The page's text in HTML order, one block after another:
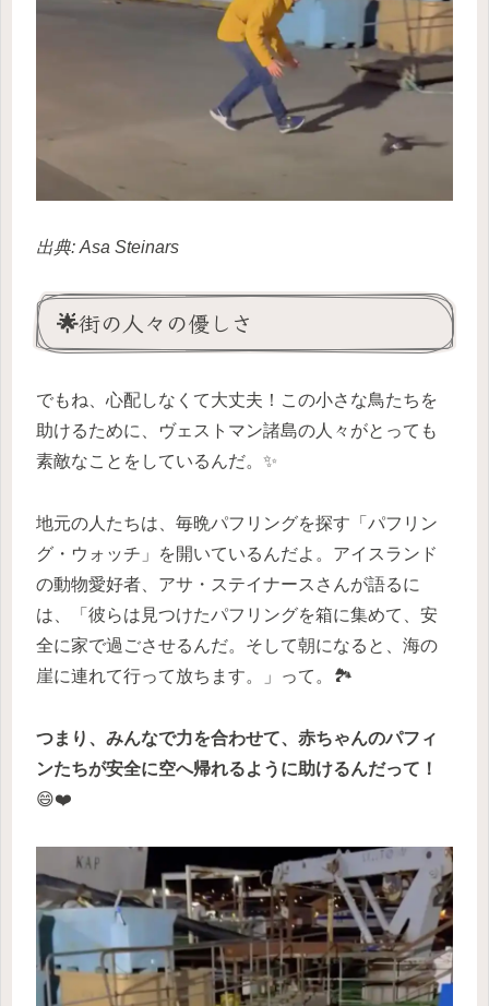
出典: Asa Steinars
🌟街の人々の優しさ
でもね、心配しなくて大丈夫！この小さな鳥たちを
助けるために、ヴェストマン諸島の人々がとっても
素敵なことをしているんだ。✨
地元の人たちは、毎晩パフリングを探す「パフリン
グ・ウォッチ」を開いているんだよ。アイスランド
の動物愛好者、アサ・ステイナースさんが語るに
は、「彼らは見つけたパフリングを箱に集めて、安
全に家で過ごさせるんだ。そして朝になると、海の
崖に連れて行って放ちます。」って。🏞️
つまり、みんなで力を合わせて、赤ちゃんのパフィ
ンたちが安全に空へ帰れるように助けるんだって！
😄❤️